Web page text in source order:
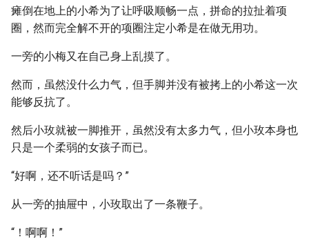
瘫倒在地上的小希为了让呼吸顺畅一点，拼命的拉扯着项
圈，然而完全解不开的项圈注定小希是在做无用功。
一旁的小梅又在自己身上乱摸了。
然而，虽然没什么力气，但手脚并没有被拷上的小希这一次
能够反抗了。
然后小玫就被一脚推开，虽然没有太多力气，但小玫本身也
只是一个柔弱的女孩子而已。
“好啊，还不听话是吗？”
从一旁的抽屉中，小玫取出了一条鞭子。
“！啊啊！”